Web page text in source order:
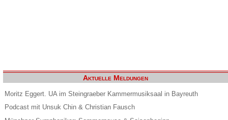
Aktuelle Meldungen
Moritz Eggert. UA im Steingraeber Kammermusiksaal in Bayreuth
Podcast mit Unsuk Chin & Christian Fausch